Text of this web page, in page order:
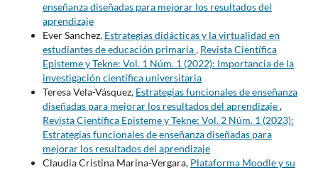
enseñanza diseñadas para mejorar los resultados del
aprendizaje
Ever Sanchez, Estrategias didácticas y la virtualidad en
estudiantes de educación primaria, Revista Científica
Episteme y Tekne: Vol. 1 Núm. 1 (2022): Importancia de la
investigación científica universitaria
Teresa Vela-Vásquez, Estrategias funcionales de enseñanza
diseñadas para mejorar los resultados del aprendizaje,
Revista Científica Episteme y Tekne: Vol. 2 Núm. 1 (2023):
Estrategias funcionales de enseñanza diseñadas para
mejorar los resultados del aprendizaje
Claudia Cristina Marina-Vergara, Plataforma Moodle y su